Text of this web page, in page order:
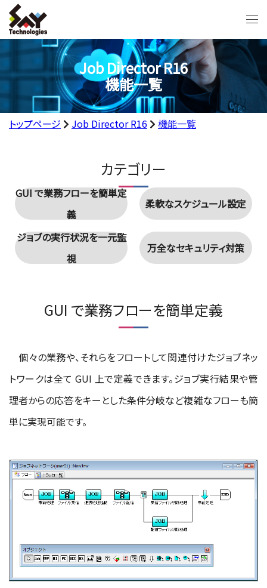
Job Director R16
機能一覧
トップページ Job Director R16 機能一覧
カテゴリー
GUI で業務フローを簡単定
義
柔軟なスケジュール設定
ジョブの実行状況を一元監
視
万全なセキュリティ対策
GUI で業務フローを簡単定義
個々の業務や、それらをフロートして関連付けたジョブネッ
トワークは全て GUI 上で定義できます。ジョブ実行結果や管
理者からの応答をキーとした条件分岐など複雑なフローも簡
単に実現可能です。